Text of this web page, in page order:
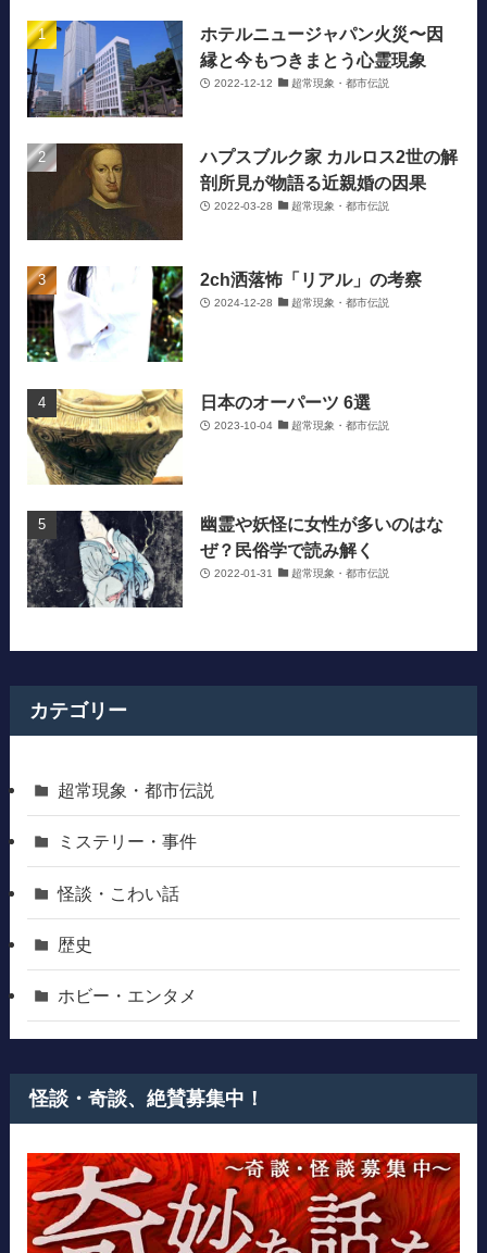
ホテルニュージャパン火災〜因
縁と今もつきまとう心霊現象
2022-12-12 超常現象・都市伝説
ハプスブルク家 カルロス2世の解
剖所見が物語る近親婚の因果
2022-03-28 超常現象・都市伝説
2ch洒落怖「リアル」の考察
2024-12-28 超常現象・都市伝説
日本のオーパーツ 6選
2023-10-04 超常現象・都市伝説
幽霊や妖怪に女性が多いのはな
ぜ？民俗学で読み解く
2022-01-31 超常現象・都市伝説
カテゴリー
超常現象・都市伝説
ミステリー・事件
怪談・こわい話
歴史
ホビー・エンタメ
怪談・奇談、絶賛募集中！